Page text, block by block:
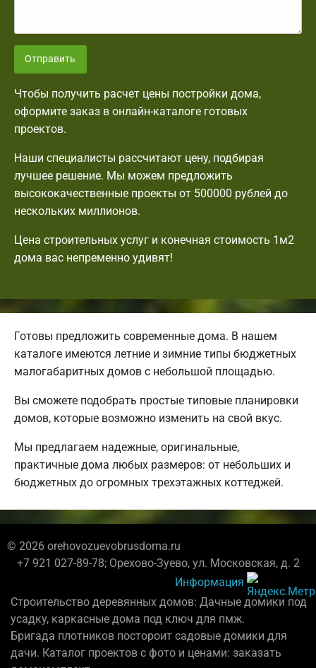
Отправить
Чтобы получить расчет цены постройки дома,
оформите заказ в онлайн-каталоге готовых
проектов.
Наши специалисты рассчитают цену, подбирая
лучшее решение. Мы можем предложить
высококачественные проекты от 500000 рублей до
нескольких миллионов.
Цена строительных услуг и конечная стоимость 1м2
дома вас непременно удивят!
Готовы предложить современные дома. В нашем
каталоге имеются летние и зимние типы бюджетных
малогабаритных домов с небольшой площадью.
Вы сможете подобрать простые типовые планировки
домов, которые возможно изменить на свой вкус.
Мы предлагаем надежные, оригинальные,
практичные дома любых размеров: от небольших и
бюджетных до огромных трехэтажных коттеджей.
© 2026 orehovozuevobrusdoma.ru
+7 921 027-89-78; Орехово-Зуево, ул. Московская, д. 2
Информация
Строительство деревянных домов: Дачные домики под
усадку, каркасные дома под ключ для пмж.
Бригада плотников постороит садовые домики для
дачи. Каталог проектов с фото и ценами: заказать